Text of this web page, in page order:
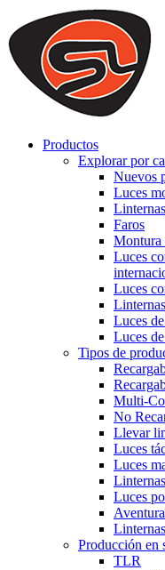
We use cookies to ensure
on our website. By
that cookies are used to
to offer you a better
you can disable cookies,
Productos
Explorar por
Nuevos
Luces
Faros
Montura
Luces
Luces
Luces
Luces
Tipos de
Multi-
No
Llevar
Luces
Luces
Luces
Producción en
TLR